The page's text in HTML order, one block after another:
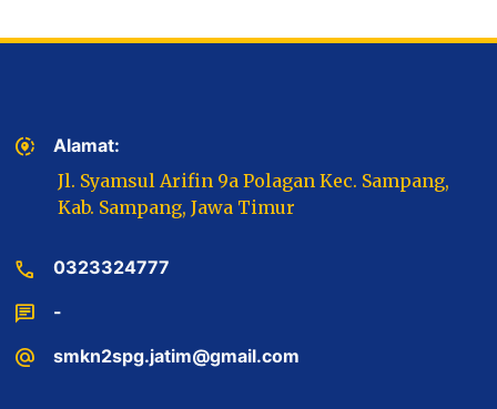
share_location
Alamat:
Jl. Syamsul Arifin 9a Polagan Kec. Sampang,
Kab. Sampang, Jawa Timur
call 0323324777
chat -
alternate_email smkn2spg.jatim@gmail.com